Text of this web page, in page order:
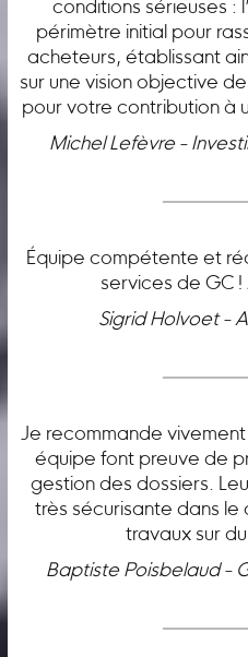
conditions sérieuses :
périmètre initial pour
acheteurs, établissant
sur une vision objective
pour votre contribution à
Michel Lefèvre -
Équipe compétente et
services de GC
Sigrid Holvoet -
Je recommande
équipe font preuve de
gestion des dossiers.
très sécurisante dans
travaux sur
Baptiste Poisbelaud -